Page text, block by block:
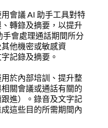
會議 AI 助手工具對特
轉錄及摘要，以提升
會處理通話期間所分
他機密或敏感資
記錄及摘要。
於內部培訓、提升整
關會議或通話有關的
進）。錄音及文字記
這些目的所需期間內